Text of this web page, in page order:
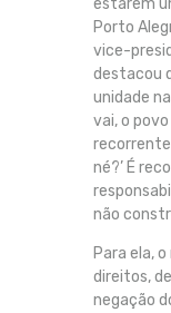
estarem
Porto
vice-
destacou
unidade
vai, o
né?’ É
não
Para ela,
direitos,
negação